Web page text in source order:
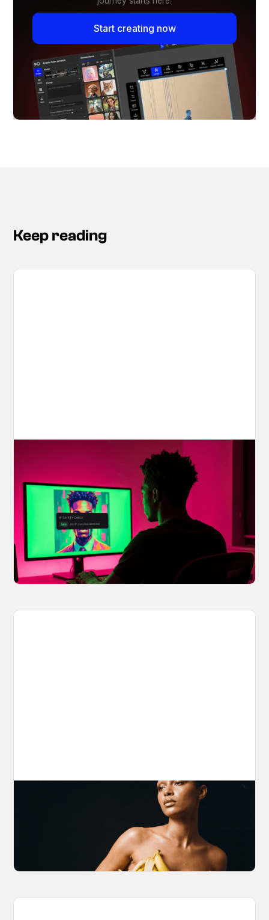
Start creating now
Keep reading
Your AI Creations, Protected: How
OpenArt's IP Safety Check Keeps
Creators Safe
You made something you love, but is it safe to
share? OpenArt's IP Safety Check, powered
by CopySight, lets you scan your creations for
potential IP issues before they leave your
hands.
April 2, 2026
The Nano Banana 2 Handbook
Brian from Litany of Ignition gives a hands-on
breakdown of what Gemini 2.0 Flash Image
can actually do, with the prompts to prove it.